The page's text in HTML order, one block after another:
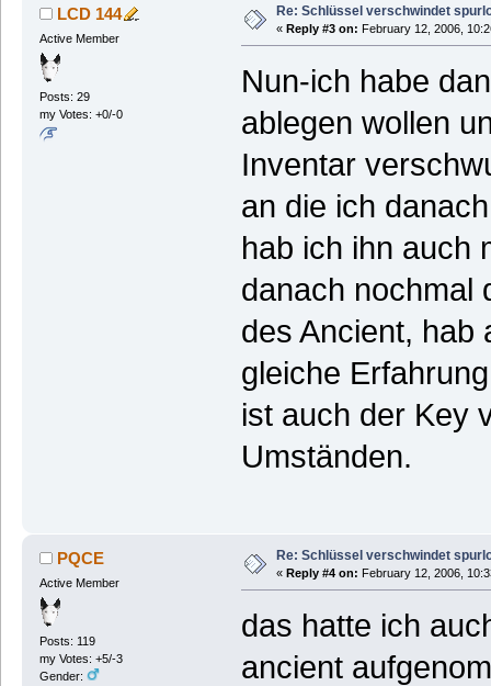
LCD 144
Active Member
Posts: 29
my Votes: +0/-0
Re: Schlüssel verschwindet
« Reply #3 on: February 12, 2006,
Nun-ich habe
ablegen wollen
Inventar
an die ich
hab ich ihn auch
danach nochmal
des Ancient, hab
gleiche
ist auch der Key
Umständen.
PQCE
Active Member
Posts: 119
my Votes: +5/-3
Gender:
Re: Schlüssel verschwindet
« Reply #4 on: February 12, 2006,
das hatte ich
ancient